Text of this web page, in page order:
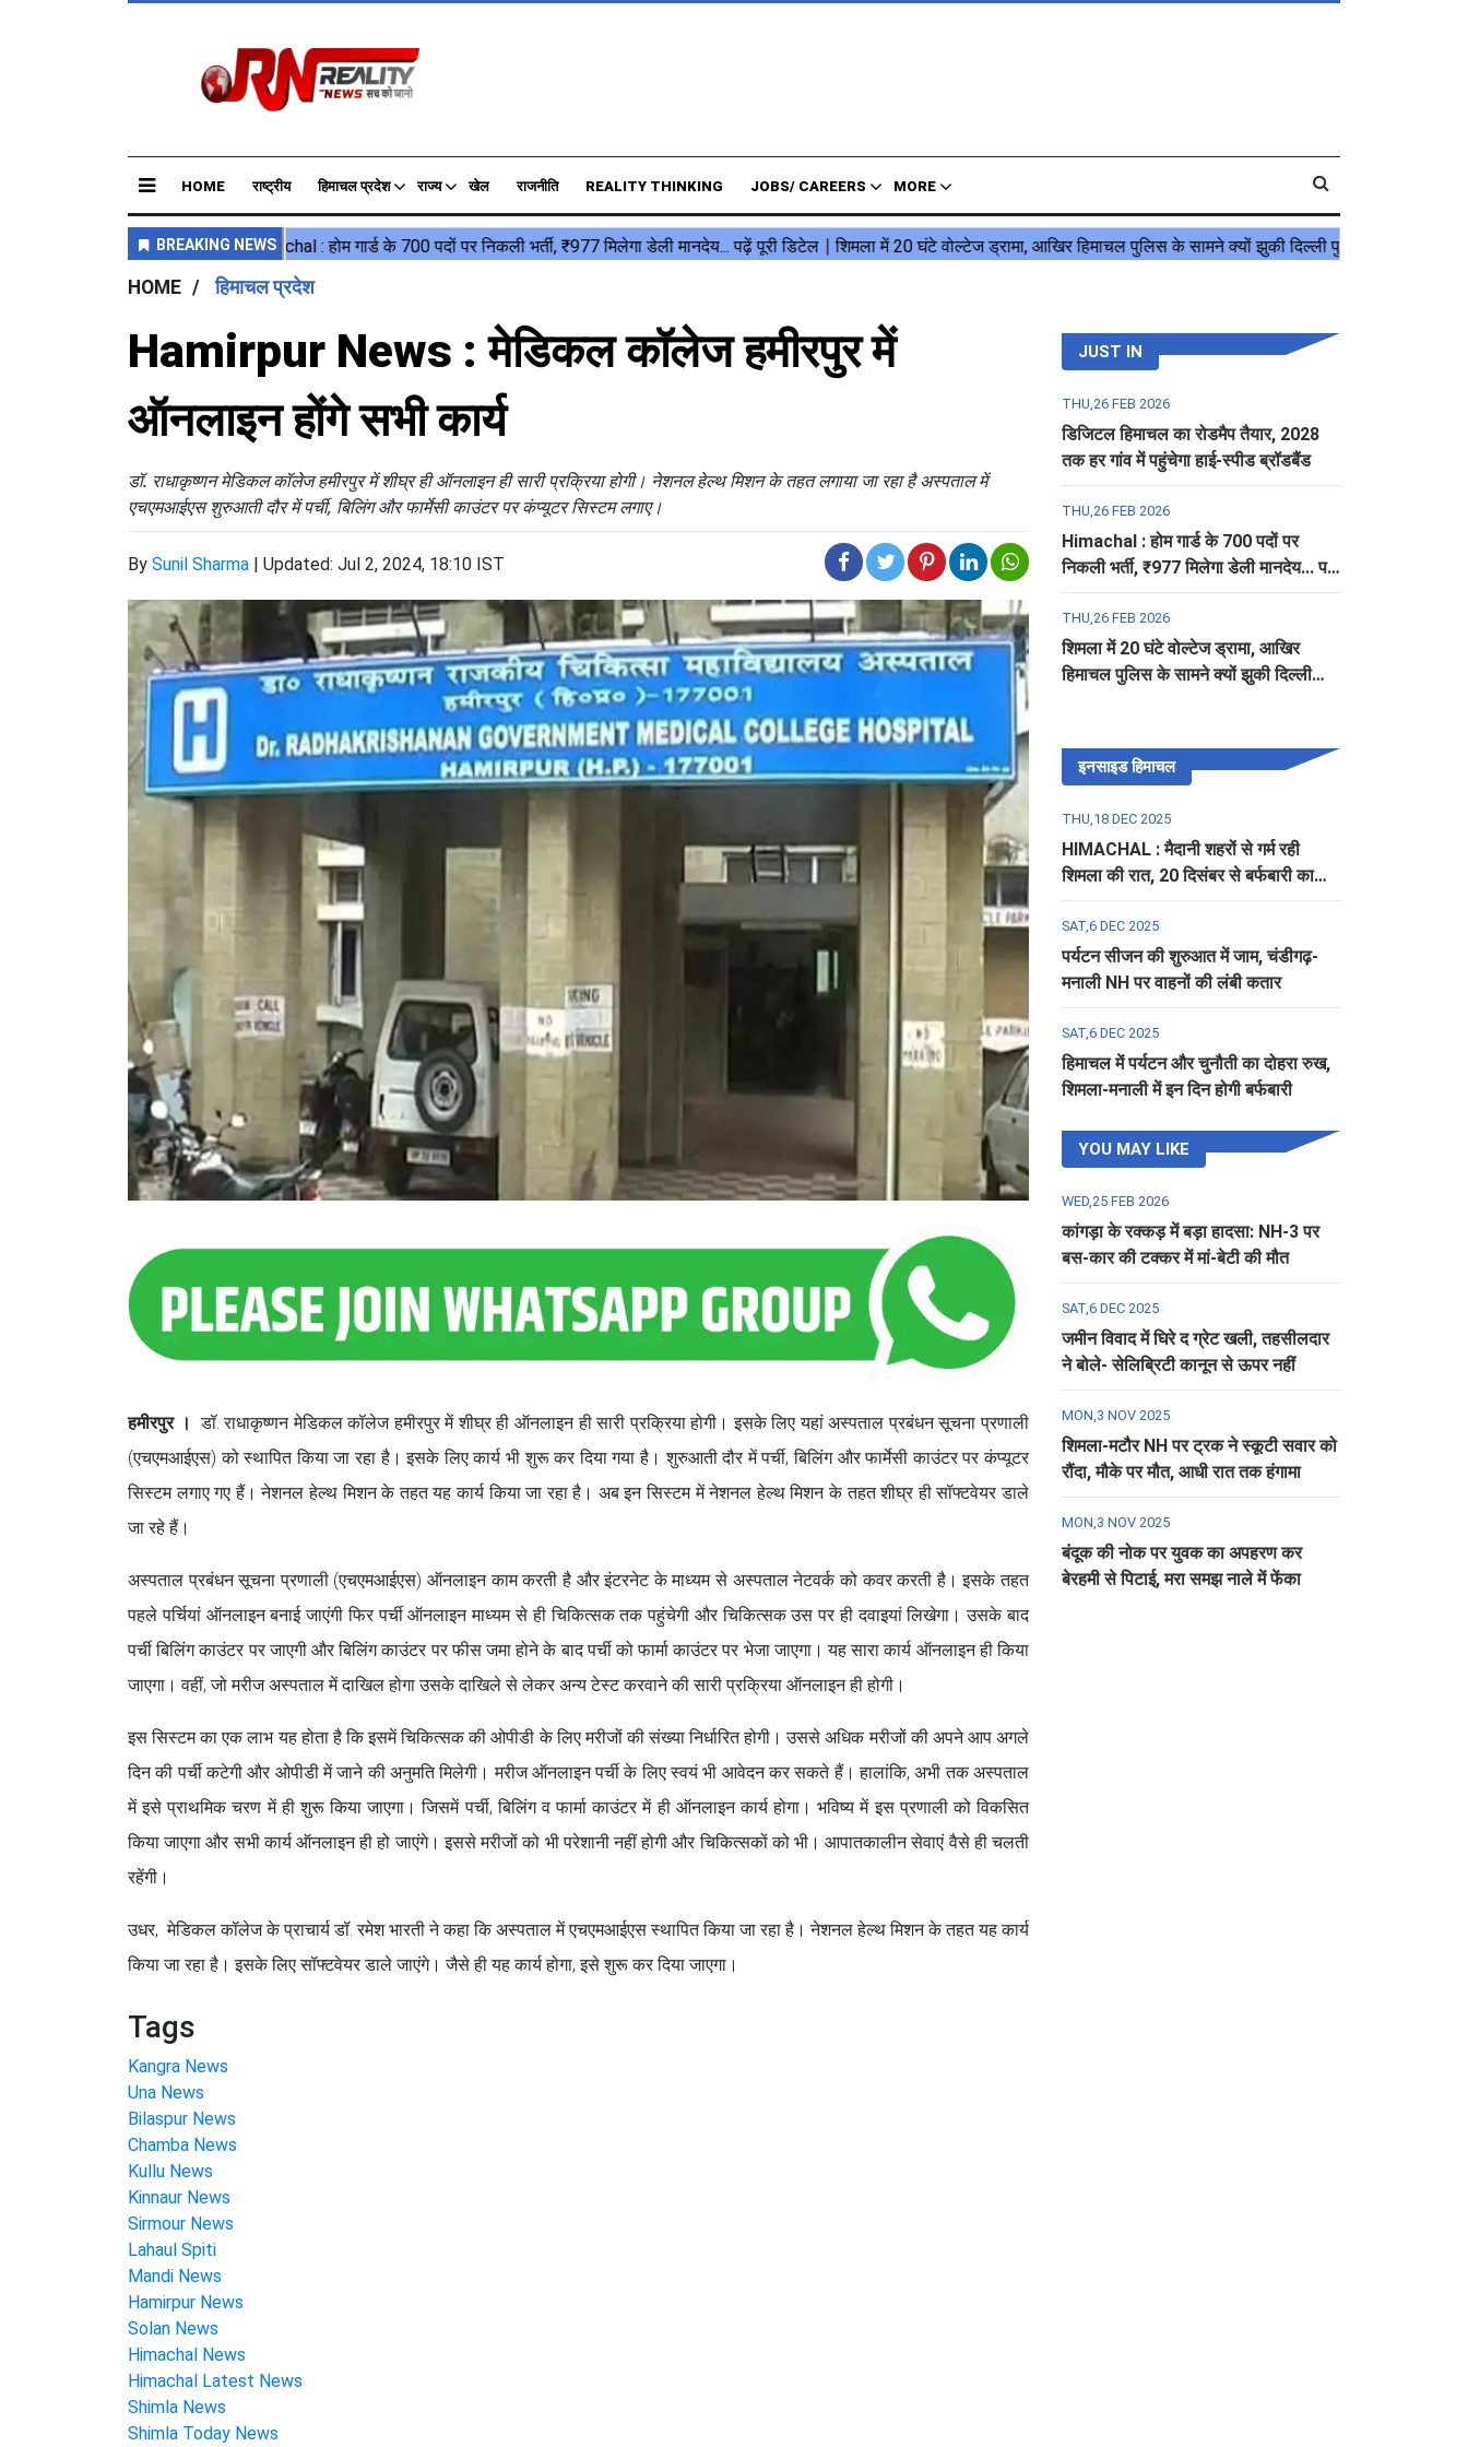
HOME राष्ट्रीय हिमाचल प्रदेश राज्य खेल राजनीति REALITY THINKING JOBS/ CAREERS MORE
HOME हिमाचल प्रदेश
Hamirpur News : मेडिकल कॉलेज हमीरपुर में
ऑनलाइन होंगे सभी कार्य
डॉ. राधाकृष्णन मेडिकल कॉलेज हमीरपुर में शीघ्र ही ऑनलाइन ही सारी प्रक्रिया होगी। नेशनल हेल्थ मिशन के तहत लगाया जा रहा है अस्पताल में
एचएमआईएस शुरुआती दौर में पर्ची, बिलिंग और फार्मेसी काउंटर पर कंप्यूटर सिस्टम लगाए।
By Sunil Sharma | Updated: Jul 2, 2024, 18:10 IST
हमीरपुर ।डॉ. राधाकृष्णन मेडिकल कॉलेज हमीरपुर में शीघ्र ही ऑनलाइन ही सारी प्रक्रिया होगी। इसके लिए यहां अस्पताल प्रबंधन सूचना प्रणाली
(एचएमआईएस) को स्थापित किया जा रहा है। इसके लिए कार्य भी शुरू कर दिया गया है। शुरुआती दौर में पर्ची, बिलिंग और फार्मेसी काउंटर पर कंप्यूटर
सिस्टम लगाए गए हैं। नेशनल हेल्थ मिशन के तहत यह कार्य किया जा रहा है। अब इन सिस्टम में नेशनल हेल्थ मिशन के तहत शीघ्र ही सॉफ्टवेयर डाले
जा रहे हैं।
अस्पताल प्रबंधन सूचना प्रणाली (एचएमआईएस) ऑनलाइन काम करती है और इंटरनेट के माध्यम से अस्पताल नेटवर्क को कवर करती है। इसके तहत
पहले पर्चियां ऑनलाइन बनाई जाएंगी फिर पर्ची ऑनलाइन माध्यम से ही चिकित्सक तक पहुंचेगी और चिकित्सक उस पर ही दवाइयां लिखेगा। उसके बाद
पर्ची बिलिंग काउंटर पर जाएगी और बिलिंग काउंटर पर फीस जमा होने के बाद पर्ची को फार्मा काउंटर पर भेजा जाएगा। यह सारा कार्य ऑनलाइन ही किया
जाएगा। वहीं, जो मरीज अस्पताल में दाखिल होगा उसके दाखिले से लेकर अन्य टेस्ट करवाने की सारी प्रक्रिया ऑनलाइन ही होगी।
इस सिस्टम का एक लाभ यह होता है कि इसमें चिकित्सक की ओपीडी के लिए मरीजों की संख्या निर्धारित होगी। उससे अधिक मरीजों की अपने आप अगले
दिन की पर्ची कटेगी और ओपीडी में जाने की अनुमति मिलेगी। मरीज ऑनलाइन पर्ची के लिए स्वयं भी आवेदन कर सकते हैं। हालांकि, अभी तक अस्पताल
में इसे प्राथमिक चरण में ही शुरू किया जाएगा। जिसमें पर्ची, बिलिंग व फार्मा काउंटर में ही ऑनलाइन कार्य होगा। भविष्य में इस प्रणाली को विकसित
किया जाएगा और सभी कार्य ऑनलाइन ही हो जाएंगे। इससे मरीजों को भी परेशानी नहीं होगी और चिकित्सकों को भी। आपातकालीन सेवाएं वैसे ही चलती
रहेंगी।
उधर, मेडिकल कॉलेज के प्राचार्य डॉ. रमेश भारती ने कहा कि अस्पताल में एचएमआईएस स्थापित किया जा रहा है। नेशनल हेल्थ मिशन के तहत यह कार्य
किया जा रहा है। इसके लिए सॉफ्टवेयर डाले जाएंगे। जैसे ही यह कार्य होगा, इसे शुरू कर दिया जाएगा।
Tags
Kangra News
Una News
Bilaspur News
Chamba News
Kullu News
Kinnaur News
Sirmour News
Lahaul Spiti
Mandi News
Hamirpur News
Solan News
Himachal News
Himachal Latest News
Shimla News
Shimla Today News
JUST IN
THU,26 FEB 2026
डिजिटल हिमाचल का रोडमैप तैयार, 2028
तक हर गांव में पहुंचेगा हाई-स्पीड ब्रॉडबैंड
THU,26 FEB 2026
Himachal : होम गार्ड के 700 पदों पर
निकली भर्ती, ₹977 मिलेगा डेली मानदेय... पढ़ें
पूरी डिटेल
THU,26 FEB 2026
शिमला में 20 घंटे वोल्टेज ड्रामा, आखिर
हिमाचल पुलिस के सामने क्यों झुकी दिल्ली
इनसाइड हिमाचल
THU,18 DEC 2025
HIMACHAL : मैदानी शहरों से गर्म रही
शिमला की रात, 20 दिसंबर से बर्फबारी का
अलर्ट
SAT,6 DEC 2025
पर्यटन सीजन की शुरुआत में जाम, चंडीगढ़-
मनाली NH पर वाहनों की लंबी कतार
SAT,6 DEC 2025
हिमाचल में पर्यटन और चुनौती का दोहरा रुख,
शिमला-मनाली में इन दिन होगी बर्फबारी
YOU MAY LIKE
WED,25 FEB 2026
कांगड़ा के रक्कड़ में बड़ा हादसा: NH-3 पर
बस-कार की टक्कर में मां-बेटी की मौत
SAT,6 DEC 2025
जमीन विवाद में घिरे द ग्रेट खली, तहसीलदार
ने बोले- सेलिब्रिटी कानून से ऊपर नहीं
MON,3 NOV 2025
शिमला-मटौर NH पर ट्रक ने स्कूटी सवार को
रौंदा, मौके पर मौत, आधी रात तक हंगामा
MON,3 NOV 2025
बंदूक की नोक पर युवक का अपहरण कर
बेरहमी से पिटाई, मरा समझ नाले में फेंका